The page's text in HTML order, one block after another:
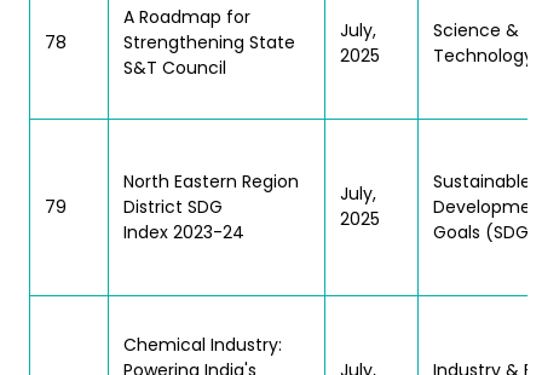
78
A Roadmap for
Strengthening State
S&T Council
July,
2025
Science &
Technology
79
North Eastern Region
District SDG
Index 2023-24
July,
2025
Sustainable
Goals
Chemical Industry:
Powering India's
July,
Industry &